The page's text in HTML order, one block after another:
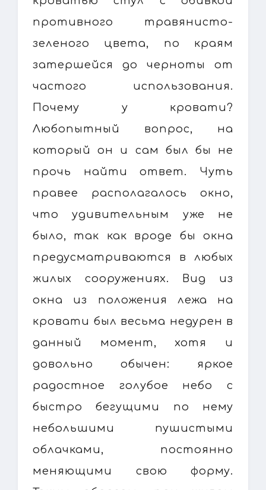
противного травянисто-
зеленого цвета, по краям
затершейся до черноты от
частого использования.
Почему у кровати?
Любопытный вопрос, на
который он и сам был бы не
прочь найти ответ. Чуть
правее располагалось окно,
что удивительным уже не
было, так как вроде бы окна
предусматриваются в любых
жилых сооружениях. Вид из
окна из положения лежа на
кровати был весьма недурен в
данный момент, хотя и
довольно обычен: яркое
радостное голубое небо с
быстро бегущими по нему
небольшими пушистыми
облачками, постоянно
меняющими свою форму.